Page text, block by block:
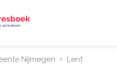
Nijmegen Lent